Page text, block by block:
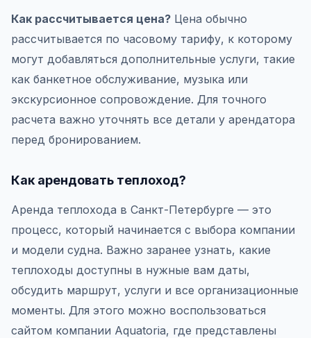
Как рассчитывается цена? Цена обычно
рассчитывается по часовому тарифу, к которому
могут добавляться дополнительные услуги, такие
как банкетное обслуживание, музыка или
экскурсионное сопровождение. Для точного
расчета важно уточнять все детали у арендатора
перед бронированием.
Как арендовать теплоход?
Аренда теплохода в Санкт-Петербурге — это
процесс, который начинается с выбора компании
и модели судна. Важно заранее узнать, какие
теплоходы доступны в нужные вам даты,
обсудить маршрут, услуги и все организационные
моменты. Для этого можно воспользоваться
сайтом компании Aquatoria, где представлены